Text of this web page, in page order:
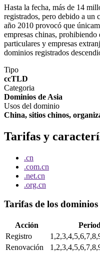
Hasta la fecha, más de 14
registrados, pero debido a un
año 2010 provocó que
empresas chinas,
particulares y empresas
dominios registrados
Tipo
ccTLD
Categoria
Dominios de Asia
Usos del dominio
China, sitios chinos,
Tarifas y
.cn
.com.cn
.net.cn
.org.cn
Tarifas de los dominios
Acción
Registro
Renovación